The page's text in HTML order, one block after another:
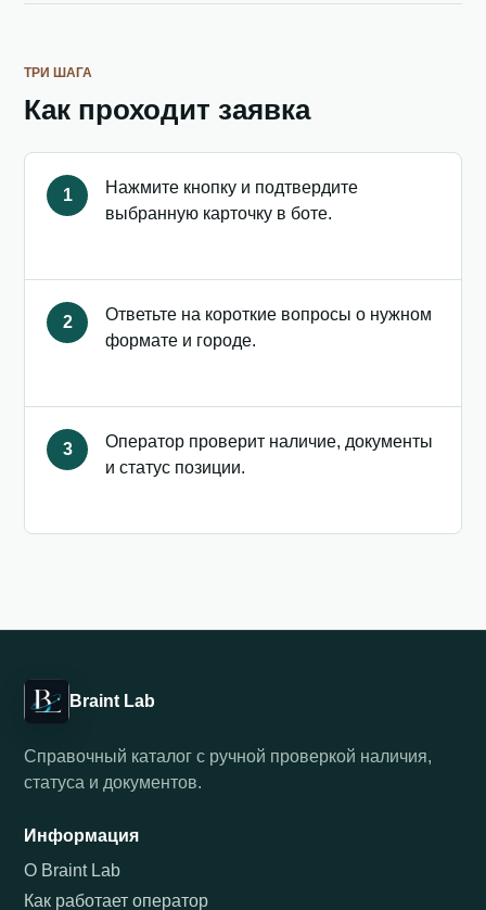
ТРИ ШАГА
Как проходит заявка
1
Нажмите кнопку и подтвердите
выбранную карточку в боте.
2
Ответьте на короткие вопросы о нужном
формате и городе.
3
Оператор проверит наличие, документы
и статус позиции.
Braint Lab
Справочный каталог с ручной проверкой наличия,
статуса и документов.
Информация
О Braint Lab
Как работает оператор